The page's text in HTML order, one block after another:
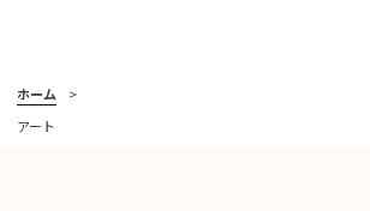
ホーム
アート